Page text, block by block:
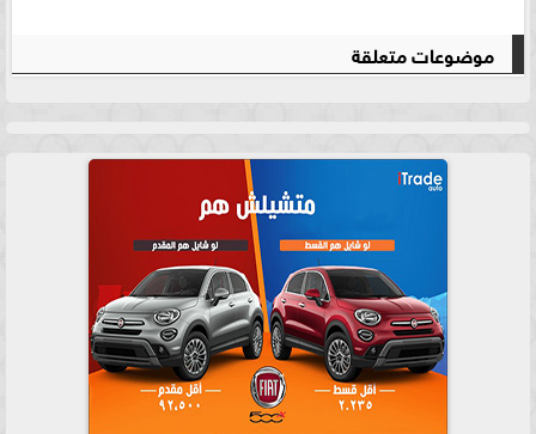
موضوعات متعلقة